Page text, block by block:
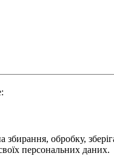
збирання, обробку,
персональних даних.